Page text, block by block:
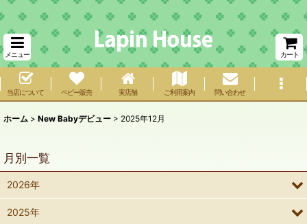
メニュー カート
当店について ベビー販売 実店舗 ご利用案内 問い合わせ
ホーム > New Babyデビュー > 2025年12月
月別一覧
2026年
2025年